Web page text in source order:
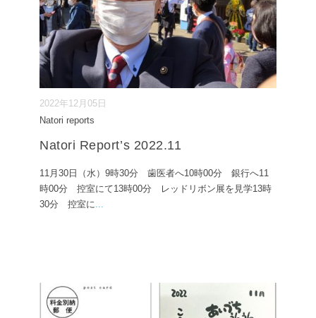
2022年12月05日
Natori reports
Natori Report’s 2022.11
11月30日（水）9時30分 歯医者へ10時00分 銀行へ11
時00分 控室にて13時00分 レッドリボン展を見学13時
30分 控室に